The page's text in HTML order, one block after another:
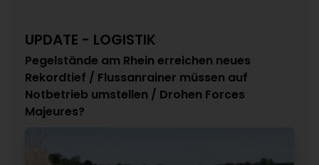
UPDATE - LOGISTIK
Pegelstände am Rhein erreichen neues
Rekordtief / Flussanrainer müssen auf
Notbetrieb umstellen / Drohen Forces
Majeures?